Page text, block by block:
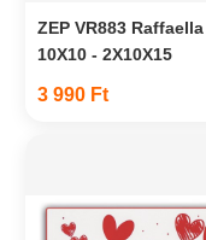
ZEP VR883 Raffaella
10X10 - 2X10X15
3 990 Ft